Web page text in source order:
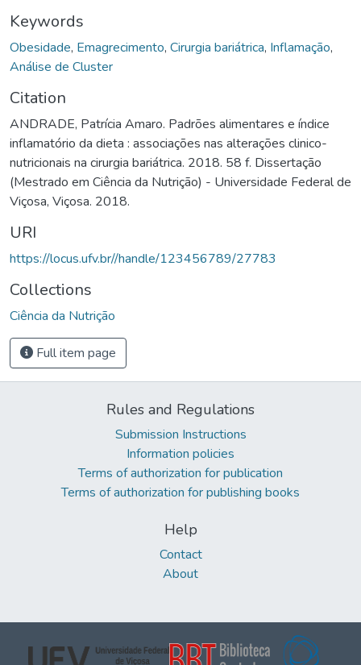
Keywords
Obesidade, Emagrecimento, Cirurgia bariátrica, Inflamação,
Análise de Cluster
Citation
ANDRADE, Patrícia Amaro. Padrões alimentares e índice
inflamatório da dieta : associações nas alterações clinico-
nutricionais na cirurgia bariátrica. 2018. 58 f. Dissertação
(Mestrado em Ciência da Nutrição) - Universidade Federal de
Viçosa, Viçosa. 2018.
URI
https://locus.ufv.br//handle/123456789/27783
Collections
Ciência da Nutrição
Full item page
Rules and Regulations
Submission Instructions
Information policies
Terms of authorization for publication
Terms of authorization for publishing books
Help
Contact
About